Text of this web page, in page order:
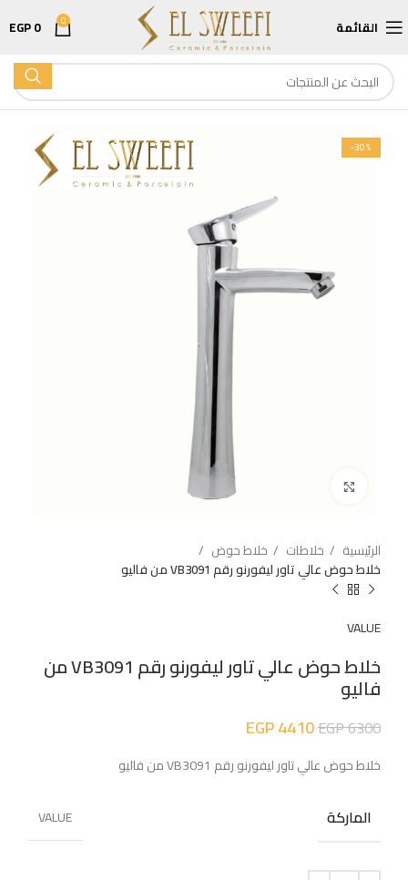
القائمة 0
EGP0
-30%
الرئيسية خلاطات
خلاط حوض
خلاط حوض عالي تاور ليفورنو رقم VB3091 من فاليو
VALUE
خلاط حوض عالي تاور ليفورنو رقم VB3091 من
فاليو
EGP6300
EGP4410
خلاط حوض عالي تاور ليفورنو رقم VB3091 من فاليو
الماركة VALUE